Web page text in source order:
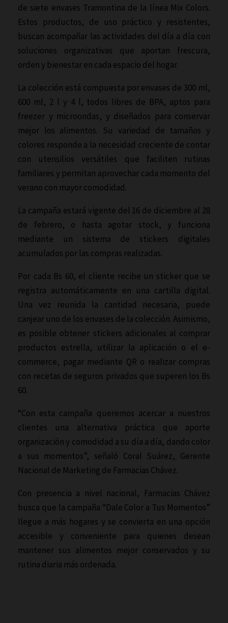
de siete envases Tramontina de la línea Mix Colors.
Estos productos, de uso práctico y resistentes,
buscan acompañar las actividades del día a día con
soluciones organizativas que aportan frescura,
orden y bienestar en cada espacio del hogar.
La colección está compuesta por envases de 300 ml,
600 ml, 2 l y 4 l, todos libres de BPA, aptos para
freezer y microondas, y diseñados para conservar
mejor los alimentos. Su variedad de tamaños y
colores responde a la necesidad creciente de contar
con utensilios versátiles que faciliten rutinas
familiares y permitan aprovechar cada momento del
verano con mayor comodidad.
La campaña estará vigente del 16 de diciembre al 28
de febrero, o hasta agotar stock, y funciona
mediante un sistema de stickers digitales
acumulados por las compras realizadas.
Por cada Bs 60, el cliente recibe un sticker que se
registra automáticamente en una cartilla digital.
Una vez reunida la cantidad necesaria, puede
canjear uno de los envases de la colección. Asimismo,
es posible obtener stickers adicionales al comprar
productos estrella, utilizar la aplicación o el e-
commerce, pagar mediante QR o realizar compras
con recetas de seguros privados que superen los Bs
60.
“Con esta campaña queremos acercar a nuestros
clientes una alternativa práctica que aporte
organización y comodidad a su día a día, dando color
a sus momentos”, señaló Coral Suárez, Gerente
Nacional de Marketing de Farmacias Chávez.
Con presencia a nivel nacional, Farmacias Chávez
busca que la campaña “Dale Color a Tus Momentos”
llegue a más hogares y se convierta en una opción
accesible y conveniente para quienes desean
mantener sus alimentos mejor conservados y su
rutina diaria más ordenada.